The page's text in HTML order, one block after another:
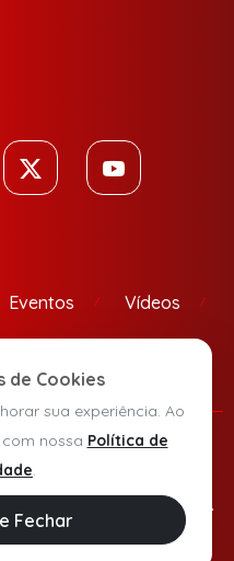
Eventos Vídeos
os direitos reservados.
de Cookies
sua experiência. Ao
nossa Política de
.
Fechar